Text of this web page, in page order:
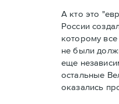
А кто это
России
которому
не были
еще
остальные
оказались